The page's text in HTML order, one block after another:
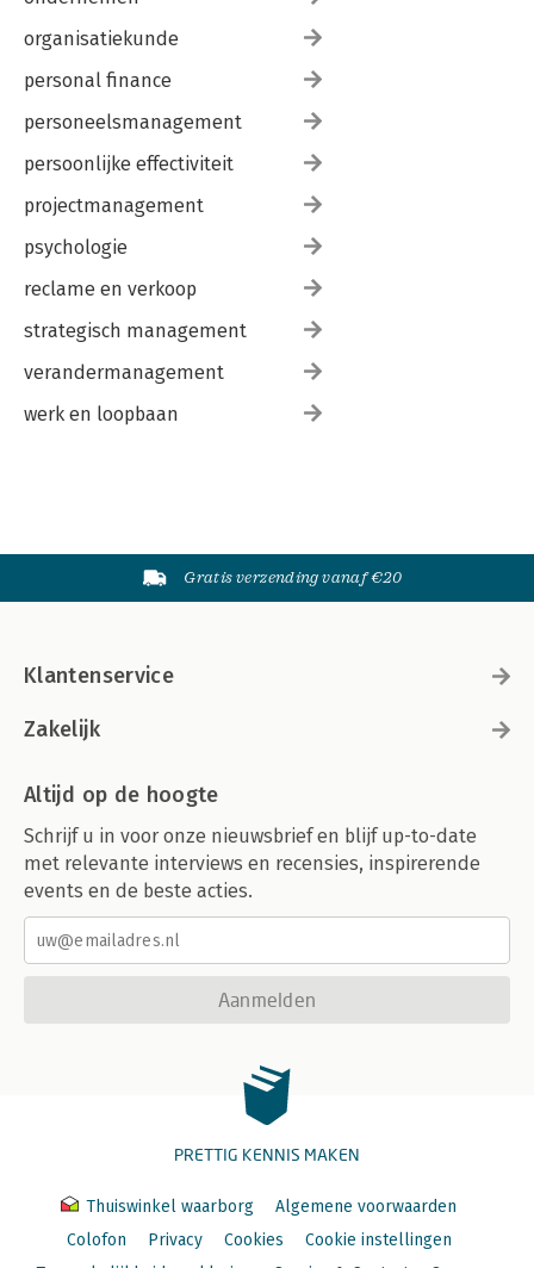
organisatiekunde
personal finance
personeelsmanagement
persoonlijke effectiviteit
projectmanagement
psychologie
reclame en verkoop
strategisch management
verandermanagement
werk en loopbaan
Gratis verzending vanaf €20
Klantenservice
Zakelijk
Altijd op de hoogte
Schrijf u in voor onze nieuwsbrief en blijf up-to-date
met relevante interviews en recensies, inspirerende
events en de beste acties.
Aanmelden
PRETTIG KENNIS MAKEN
Thuiswinkel waarborg
Algemene voorwaarden
Colofon
Privacy Cookies
Cookie instellingen